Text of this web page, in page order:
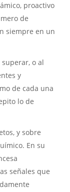
proactivo
de
siempre en un
o al
y
de cada una
lo de
y sobre
En su
señales que